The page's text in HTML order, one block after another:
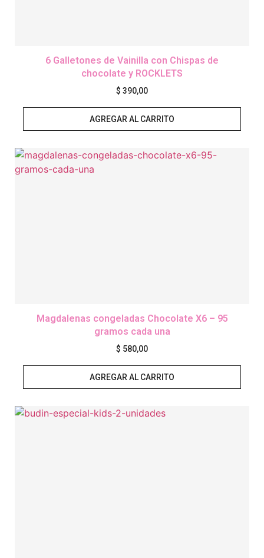
6 Galletones de Vainilla con Chispas de
chocolate y ROCKLETS
$ 390,00
AGREGAR AL CARRITO
Magdalenas congeladas Chocolate X6 – 95
gramos cada una
$ 580,00
AGREGAR AL CARRITO